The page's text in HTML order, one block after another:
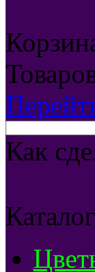
Как